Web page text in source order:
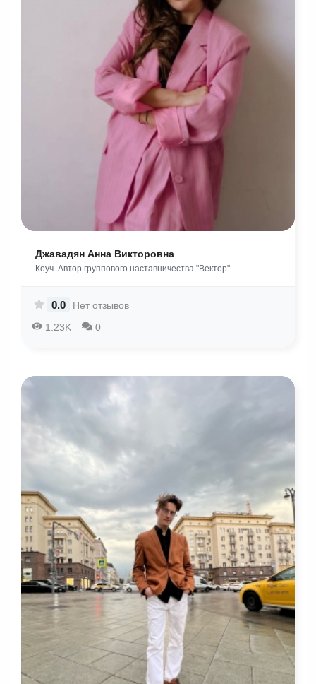
Джавадян Анна Викторовна
Коуч. Автор группового наставничества "Вектор"
1.23K 0
0.0 Нет отзывов